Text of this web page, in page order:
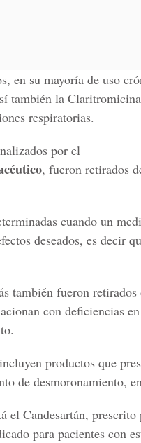
en su mayoría de uso
también la
respiratorias.
por el
, fueron retirados
cuando un
deseados, es decir
también fueron
con deficiencias
productos que
de desmoronamiento,
el Candesartán,
para pacientes con